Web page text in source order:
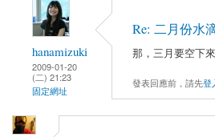
hanamizuki
2009-01-20
(二) 21:23
固定網址
Re: 二月份水
那，三月要空下
發表回應前，請先登